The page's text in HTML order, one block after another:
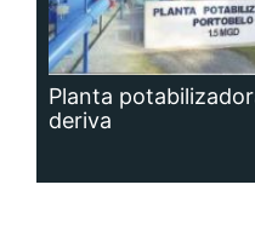
Planta
deriva